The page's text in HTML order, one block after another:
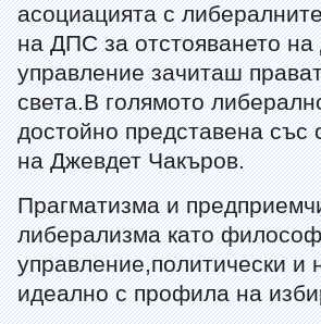
асоциацията с
на ДПС за отстояването
управление зачиташ
света.В голямото
достойно представена със
на Джевдет Чакъров.
Прагматизма и
либерализма като
управление,политически и
идеално с профила на